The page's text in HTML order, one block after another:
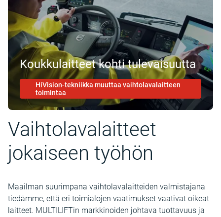
Koukkulaitteet kohti tulevaisuutta
HiVision-tekniikka muuttaa vaihtolavalaitteen
toimintaa
Vaihtolavalaitteet
jokaiseen työhön
Maailman suurimpana vaihtolavalaitteiden valmistajana
tiedämme, että eri toimialojen vaatimukset vaativat oikeat
laitteet. MULTILIFTin markkinoiden johtava tuottavuus ja